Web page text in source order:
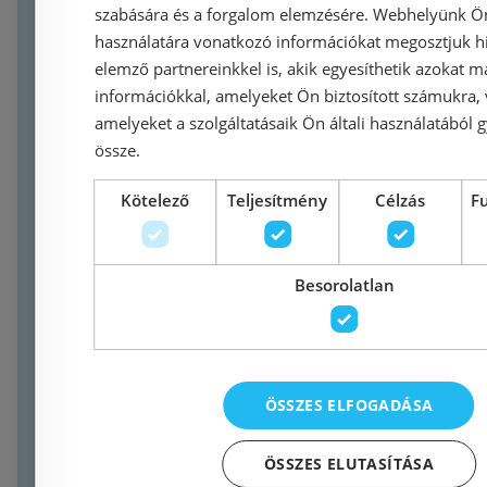
Kifutó termék
Még 1 db ezen az áron!
Radaway Fuenta New DWJS
140 B zuhanyajtó és
zuhanyfalal komplett szett
01-01) !
Azonosító: 198149
Cikkszám: 384033-01-01L,
384090-01-01
Még 1 db
Cikkszám:
10110430-
szabására és a forgalom elemzésére. Webhelyünk
használatára vonatkozó információkat megosztjuk
elemző partnereinkkel is, akik egyesíthetik azokat
információkkal, amelyeket Ön biztosított számukra,
amelyeket a szolgáltatásaik Ön általi használatából
össze.
Kötelező Teljesítmény Célzás
Besorolatlan
ÖSSZES ELFOGADÁSA
ÖSSZES ELUTASÍTÁSA